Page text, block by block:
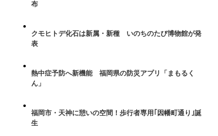
布
クモヒトデ化石は新属・新種 いのちのたび博物館が発
表
熱中症予防へ新機能 福岡県の防災アプリ「まもるく
ん」
福岡市・天神に憩いの空間！歩行者専用｢因幡町通り｣誕
生